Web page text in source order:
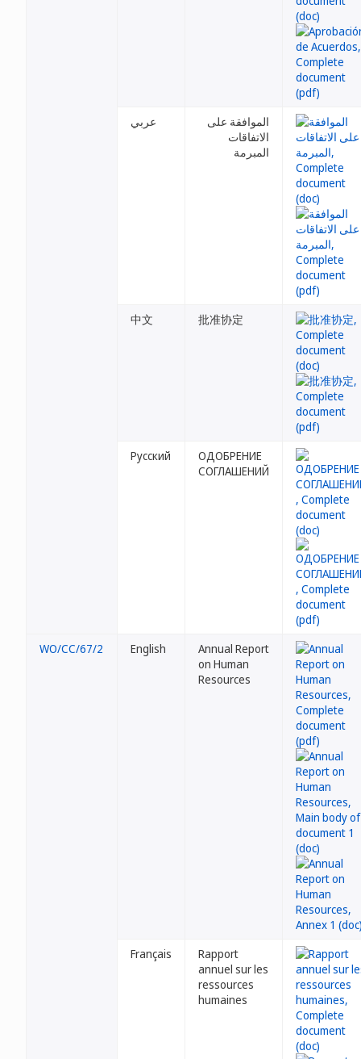
عربي
الموافقة على
الاتفاقات
المبرمة
中文 批准协定
Русский
ОДОБРЕНИЕ
СОГЛАШЕНИЙ
WO/CC/67/2 English
Annual Report
on Human
Resources
Français
Rapport
annuel sur les
ressources
humaines